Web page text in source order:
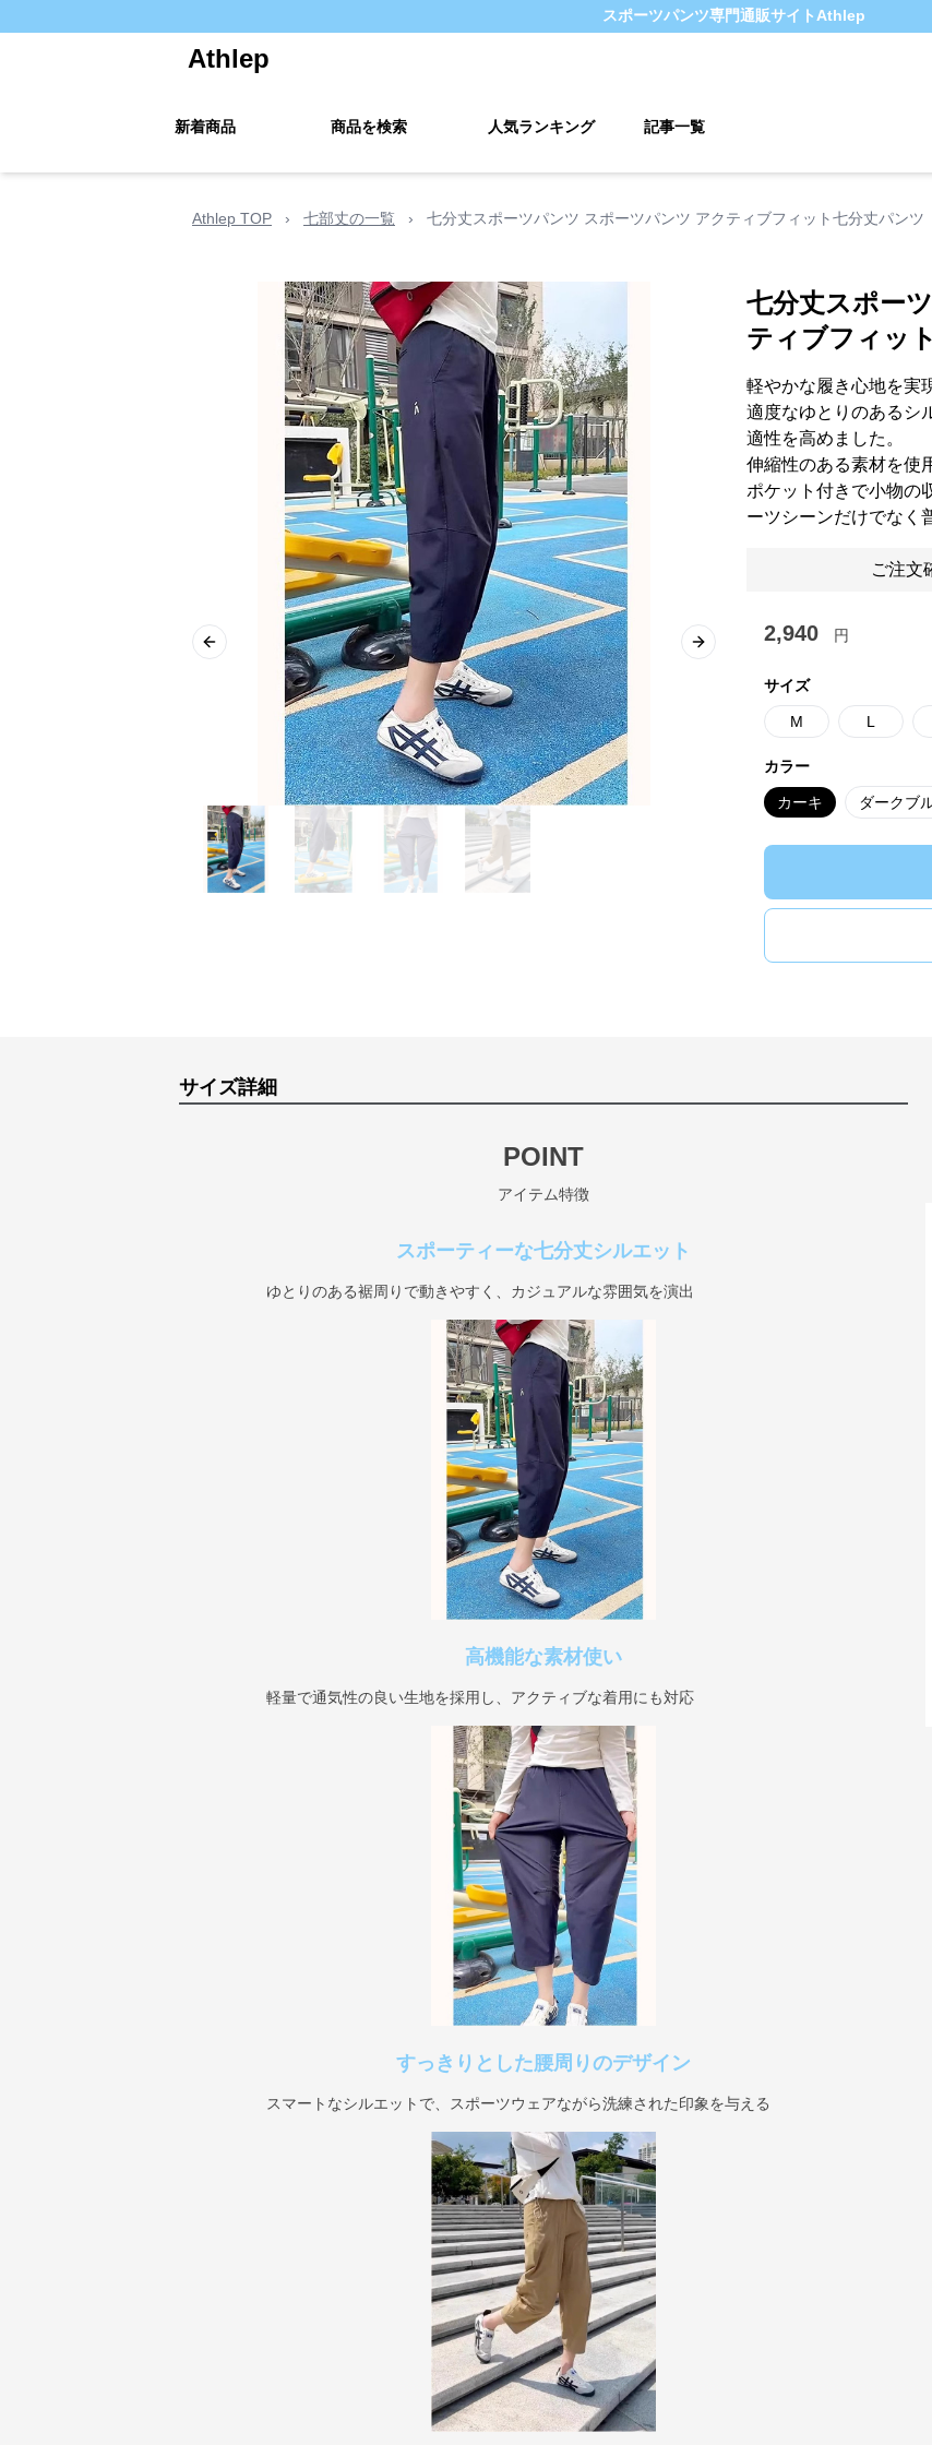
スポーツパンツ専門通販サイト Athlep
Athlep
新着商品 商品を検索 人気ランキング 記事一覧
Athlep TOP › 七部丈の一覧 › 七分丈スポーツパンツ スポーツパンツ アクティブフィット七分丈パンツ
Previous slide Next slide
七分丈スポー
ティブフィッ
軽やかな履き心地を実
適度なゆとりのあるシ
適性を高めました。
伸縮性のある素材を使
ポケット付きで小物の
ーツシーンだけでなく
ご注文
2,940 円
サイズ
M L
カラー
カーキ ダークブ
サイズ詳細
POINT
アイテム特徴
スポーティーな七分丈シルエット
ゆとりのある裾周りで動きやすく、カジュアルな雰囲気を演出
高機能な素材使い
軽量で通気性の良い生地を採用し、アクティブな着用にも対応
すっきりとした腰周りのデザイン
スマートなシルエットで、スポーツウェアながら洗練された印象を与える